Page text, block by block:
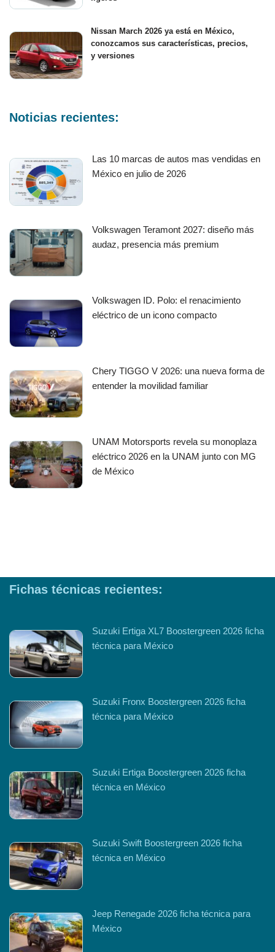
Nissan March 2026 ya está en México,
conozcamos sus características, precios,
y versiones
Noticias recientes:
Las 10 marcas de autos mas vendidas en
México en julio de 2026
Volkswagen Teramont 2027: diseño más
audaz, presencia más premium
Volkswagen ID. Polo: el renacimiento
eléctrico de un icono compacto
Chery TIGGO V 2026: una nueva forma de
entender la movilidad familiar
UNAM Motorsports revela su monoplaza
eléctrico 2026 en la UNAM junto con MG
de México
Fichas técnicas recientes:
Suzuki Ertiga XL7 Boostergreen 2026 ficha
técnica para México
Suzuki Fronx Boostergreen 2026 ficha
técnica para México
Suzuki Ertiga Boostergreen 2026 ficha
técnica en México
Suzuki Swift Boostergreen 2026 ficha
técnica en México
Jeep Renegade 2026 ficha técnica para
México